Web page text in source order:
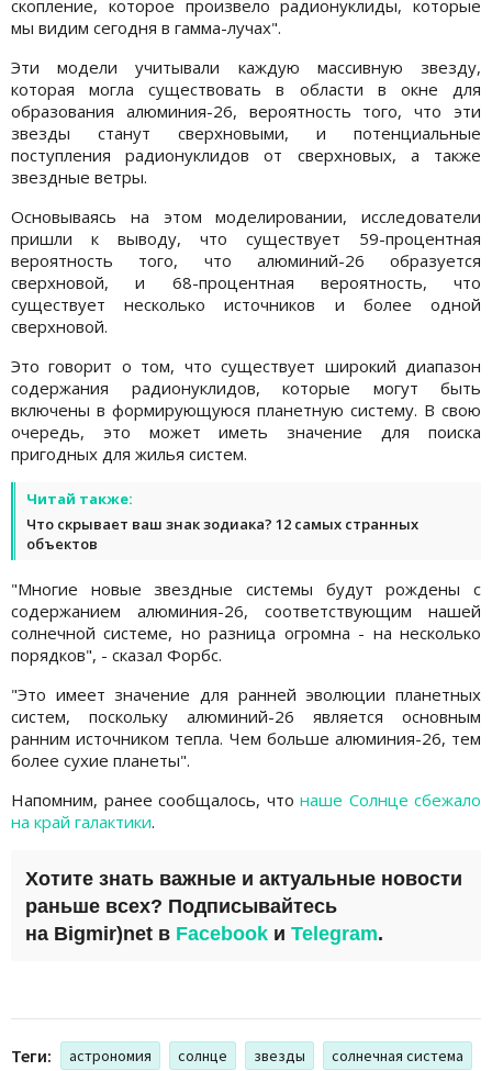
скопление, которое произвело радионуклиды, которые
мы видим сегодня в гамма-лучах".
Эти модели учитывали каждую массивную звезду,
которая могла существовать в области в окне для
образования алюминия-26, вероятность того, что эти
звезды станут сверхновыми, и потенциальные
поступления радионуклидов от сверхновых, а также
звездные ветры.
Основываясь на этом моделировании, исследователи
пришли к выводу, что существует 59-процентная
вероятность того, что алюминий-26 образуется
сверхновой, и 68-процентная вероятность, что
существует несколько источников и более одной
сверхновой.
Это говорит о том, что существует широкий диапазон
содержания радионуклидов, которые могут быть
включены в формирующуюся планетную систему. В свою
очередь, это может иметь значение для поиска
пригодных для жилья систем.
Читай также:
Что скрывает ваш знак зодиака? 12 самых странных
объектов
"Многие новые звездные системы будут рождены с
содержанием алюминия-26, соответствующим нашей
солнечной системе, но разница огромна - на несколько
порядков", - сказал Форбс.
"Это имеет значение для ранней эволюции планетных
систем, поскольку алюминий-26 является основным
ранним источником тепла. Чем больше алюминия-26, тем
более сухие планеты".
Напомним, ранее сообщалось, что наше Солнце сбежало
на край галактики.
Хотите знать важные и актуальные новости
раньше всех? Подписывайтесь
на Bigmir)net в Facebook и Telegram.
Теги: астрономия солнце звезды солнечная система